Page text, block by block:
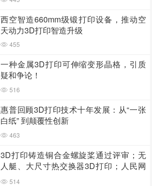
西空智造660mm级锻打印设备，推动空
天动力3D打印智造升级
455
一种金属3D打印可伸缩变形晶格，引质
疑和争论！
516
惠普回顾3D打印技术十年发展：从“一张
白纸” 到颠覆性创新
463
3D打印铸造铜合金螺旋桨通过评审；无
人艇、大尺寸热交换器3D打印；人民网
报道两家3D打印企业
514